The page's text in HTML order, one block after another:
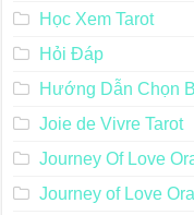
Học Xem Tarot
Hỏi Đáp
Hướng Dẫn Chọn
Joie de Vivre Tarot
Journey Of Love
Journey of Love